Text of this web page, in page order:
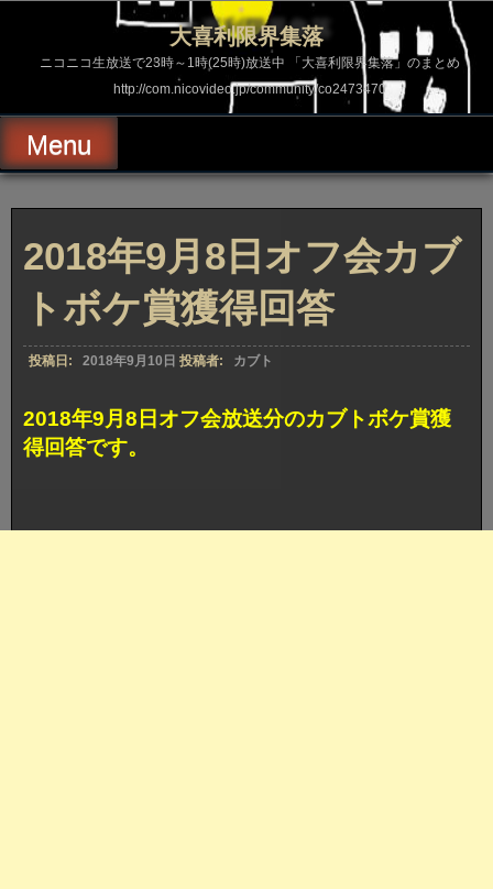
ス
ッ
プ
大喜利限界集落
ニコニコ生放送で23時～1時(25時)放送中 「大喜利限界集落」のまとめ
http://com.nicovideo.jp/community/co2473470
Menu
2018年9月8日オフ会カブ
トボケ賞獲得回答
投稿日: 2018年9月10日 投稿者: カブト
2018年9月8日オフ会放送分のカブトボケ賞獲
得回答です。